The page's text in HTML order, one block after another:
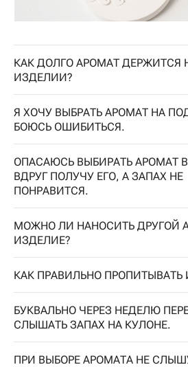
КАК ДОЛГО АРОМАТ ДЕРЖИТСЯ
ИЗДЕЛИИ?
Я ХОЧУ ВЫБРАТЬ АРОМАТ НА
БОЮСЬ ОШИБИТЬСЯ.
ОПАСАЮСЬ ВЫБИРАТЬ АРОМАТ
ВДРУГ ПОЛУЧУ ЕГО, А ЗАПАХ НЕ
ПОНРАВИТСЯ.
МОЖНО ЛИ НАНОСИТЬ ДРУГОЙ
ИЗДЕЛИЕ?
КАК ПРАВИЛЬНО ПРОПИТЫВАТЬ
БУКВАЛЬНО ЧЕРЕЗ НЕДЕЛЮ
СЛЫШАТЬ ЗАПАХ НА КУЛОНЕ.
ПРИ ВЫБОРЕ АРОМАТА НЕ